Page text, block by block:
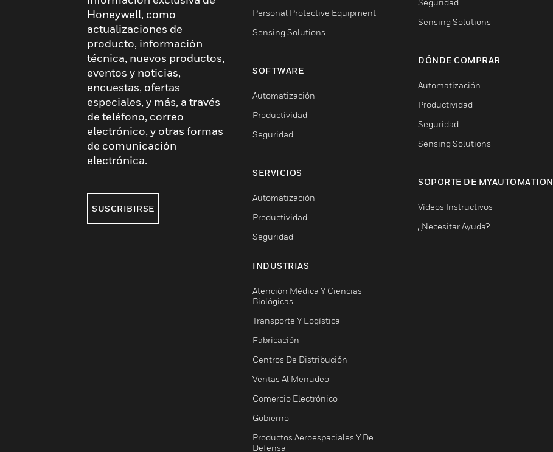
Honeywell, como
actualizaciones de
producto, información
técnica, nuevos productos,
eventos y noticias,
encuestas, ofertas
especiales, y más, a través
de teléfono, correo
electrónico, y otras formas
de comunicación
electrónica.
SUSCRIBIRSE
Personal Protective Equipment
Sensing Solutions
SOFTWARE
Automatización
Productividad
Seguridad
SERVICIOS
Automatización
Productividad
Seguridad
INDUSTRIAS
Atención Médica Y Ciencias
Biológicas
Transporte Y Logística
Fabricación
Centros De Distribución
Ventas Al Menudeo
Comercio Electrónico
Gobierno
Productos Aeroespaciales Y De
Defensa
Seguridad
Sensing Solutions
DÓNDE COMPRAR
Automatización
Productividad
Seguridad
Sensing Solutions
SOPORTE DE MYAUTOMATION
Vídeos Instructivos
¿Necesitar Ayuda?